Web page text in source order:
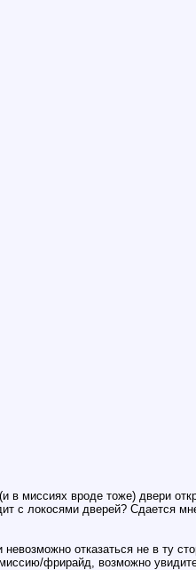
в миссиях вроде тоже) двери
с локосями дверей? Сдается
отказаться не в ту
фрирайд, возможно